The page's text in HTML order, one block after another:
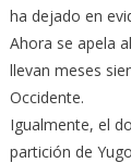
ha dejado en
Ahora se apela
llevan meses
Occidente.
Igualmente, el
partición de